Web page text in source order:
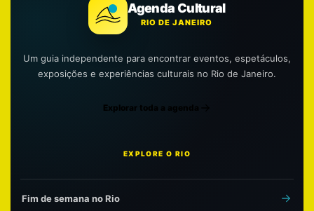
Agenda Cultural
RIO DE JANEIRO
Um guia independente para encontrar eventos, espetáculos,
exposições e experiências culturais no Rio de Janeiro.
Explorar toda a agenda
EXPLORE O RIO
Fim de semana no Rio